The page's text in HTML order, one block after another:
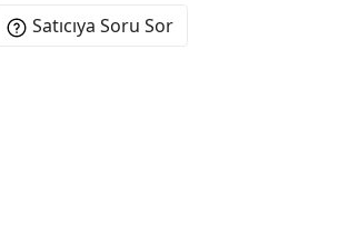
Satıcıya Soru Sor